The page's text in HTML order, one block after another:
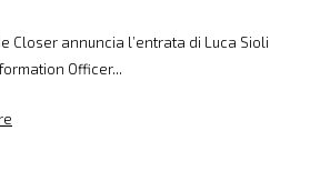
Closer annuncia l’entrata di Luca Sioli
Officer...